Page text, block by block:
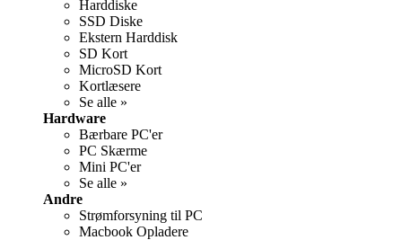
Harddiske
SSD Diske
Ekstern Harddisk
SD Kort
MicroSD Kort
Kortlæsere
Se alle »
Hardware
Bærbare PC'er
PC Skærme
Mini PC'er
Se alle »
Andre
Strømforsyning til PC
Macbook Opladere